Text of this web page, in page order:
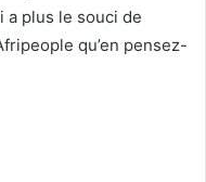
a plus le souci de
qu’en pensez-